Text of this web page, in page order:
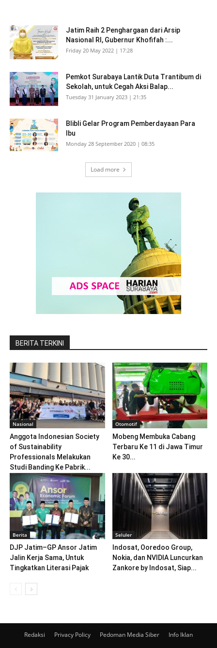
Jatim Raih 2 Penghargaan dari Arsip
Nasional RI, Gubernur Khofifah :...
Friday 20 May 2022 | 17:28
Pemkot Surabaya Lantik Duta Trantibum di
Sekolah, untuk Cegah Aksi Balap...
Tuesday 31 January 2023 | 21:35
Blibli Gelar Program Pemberdayaan Para
Ibu
Monday 28 September 2020 | 08:35
Load more
BERITA TERKINI
Nasional
Anggota Indonesian Society
of Sustainability
Professionals Melakukan
Studi Banding Ke Pabrik...
Otomotif
Mobeng Membuka Cabang
Terbaru Ke 11 di Jawa Timur
Ke 30...
Berita
DJP Jatim–GP Ansor Jatim
Jalin Kerja Sama, Untuk
Tingkatkan Literasi Pajak
Seluler
Indosat, Ooredoo Group,
Nokia, dan NVIDIA Luncurkan
Zankore by Indosat, Siap...
Redaksi Privacy Policy Pedoman Media Siber Info Iklan